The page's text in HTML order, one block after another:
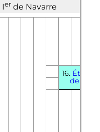
Ier de Navarre
16.
de Blois